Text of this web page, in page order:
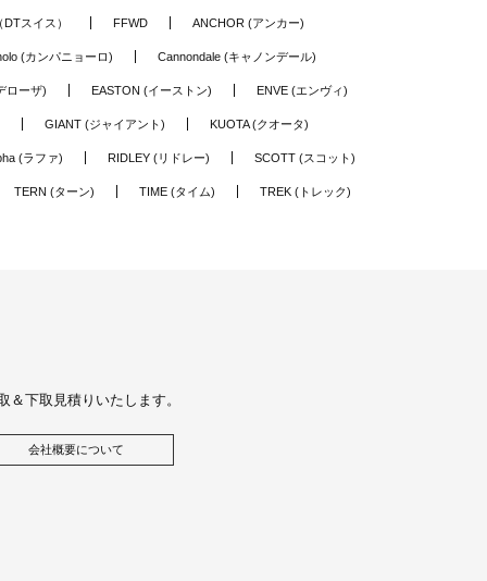
スイス） FFWD ANCHOR (アンカー)
(カンパニョーロ) Cannondale (キャノンデール)
ローザ) EASTON (イーストン) ENVE (エンヴィ)
GIANT (ジャイアント) KUOTA (クオータ)
(ラファ) RIDLEY (リドレー) SCOTT (スコット)
TERN (ターン) TIME (タイム) TREK (トレック)
下取見積りいたします。
会社概要について